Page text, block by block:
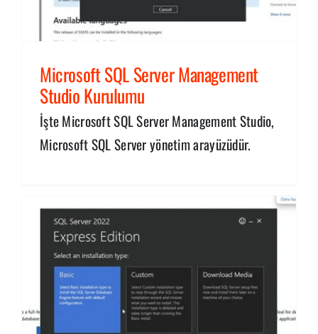
Microsoft SQL Server Management
Studio Kurulumu
İşte Microsoft SQL Server Management Studio,
Microsoft SQL Server yönetim arayüzüdür.